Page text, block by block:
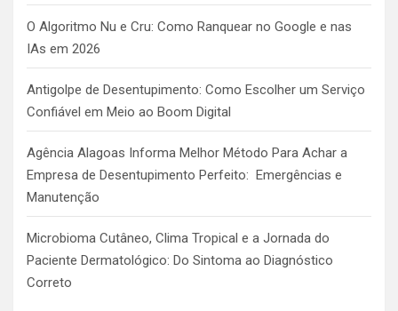
O Algoritmo Nu e Cru: Como Ranquear no Google e nas
IAs em 2026
Antigolpe de Desentupimento: Como Escolher um Serviço
Confiável em Meio ao Boom Digital
Agência Alagoas Informa Melhor Método Para Achar a
Empresa de Desentupimento Perfeito: Emergências e
Manutenção
Microbioma Cutâneo, Clima Tropical e a Jornada do
Paciente Dermatológico: Do Sintoma ao Diagnóstico
Correto